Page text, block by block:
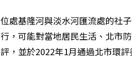
位處基隆河與淡水河匯流處的社
行，可能對當地居民生活、北市
評，並於2022年1月通過北市環